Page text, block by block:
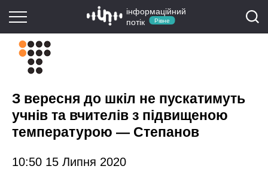
інформаційний
потік
Рівне
З вересня до шкіл не пускатимуть
учнів та вчителів з підвищеною
температурою — Степанов
10:50 15 Липня 2020